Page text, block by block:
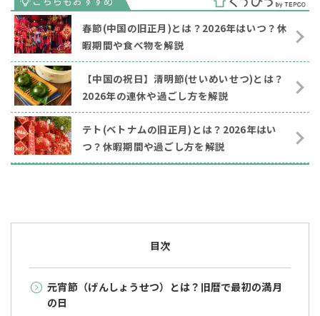
春節(中国の旧正月)とは？2026年はいつ？休
暇期間や食べ物を解説
【中国の祝日】清明節(せいめいせつ)とは？
2026年の連休や過ごし方を解説
テト(ベトナムの旧正月)とは？2026年はい
つ？休暇期間や過ごし方を解説
目次
元宵節（げんしょうせつ）とは？旧暦で最初の満月
の日